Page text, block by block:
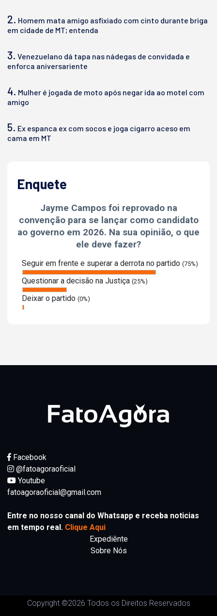
2. Homem mata amigo asfixiado com cinto durante briga
em cidade de MT; entenda
3. Venezuelano dá tapa nas nádegas de convidada e
enforca aniversariente
4. Mulher é jogada de moto após negar ida ao motel com
amigo
5. Ex espanca ex com socos e joga cigarro aceso em
cama em MT
Enquete
Jayme Campos foi reprovado na
convenção para se lançar como candidato
ao governo em 2026. Na sua opinião, o que
ele deve fazer?
Seguir em frente e superar a derrota no partido (75%)
Questionar a decisão na Justiça (25%)
Deixar o partido (0%)
Facebook
@fatoagoraoficial
Youtube
fatoagoraoficial@gmail.com
Entre no nosso canal do Whatsapp e receba noticias
em tempo real. Clique Aqui
Expediênte
Sobre Nós
Copyright ©2026 Todos os Direitos Reservados